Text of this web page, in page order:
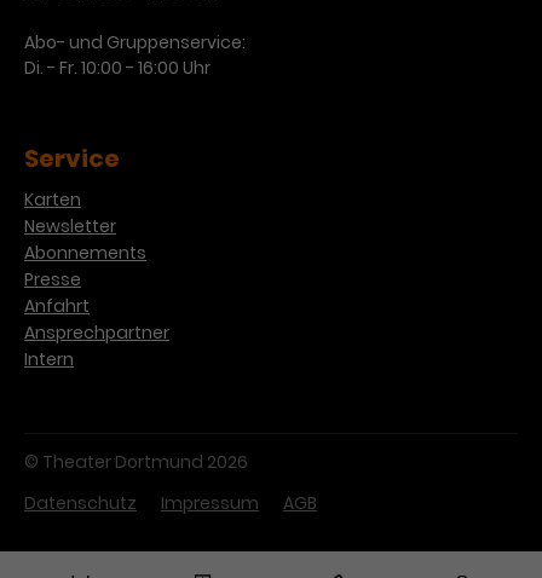
Abo- und Gruppenservice:
Di. - Fr. 10:00 - 16:00 Uhr
Service
Karten
Newsletter
Abonnements
Presse
Anfahrt
Ansprechpartner
Intern
© Theater Dortmund 2026
Datenschutz
Impressum AGB